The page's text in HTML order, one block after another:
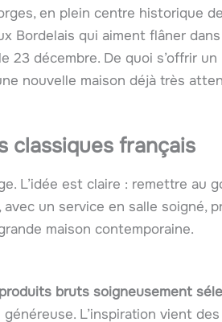
en plein centre historique
Bordelais qui aiment flâner
23 décembre. De quoi s’offrir un
nouvelle maison déjà très
classiques français
L’idée est claire : remettre au
, avec un service en salle soigné,
maison contemporaine.
produits bruts soigneusement
L’inspiration vient